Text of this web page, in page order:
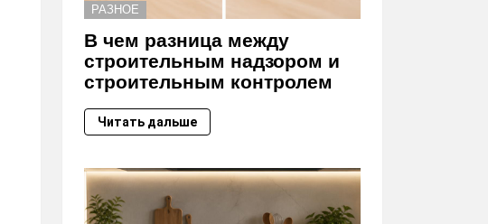
РАЗНОЕ
В чем разница между
строительным надзором и
строительным контролем
Читать дальше